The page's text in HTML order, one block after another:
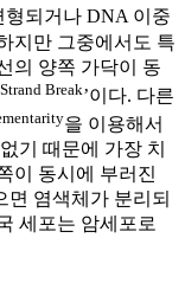
형되거나 DNA 이중
지만 그중에서도 특
의 양쪽 가닥이 동
Break’이다. 다른
을 이용해서
기 때문에 가장 치
이 동시에 부러진
염색체가 분리되
세포는 암세포로